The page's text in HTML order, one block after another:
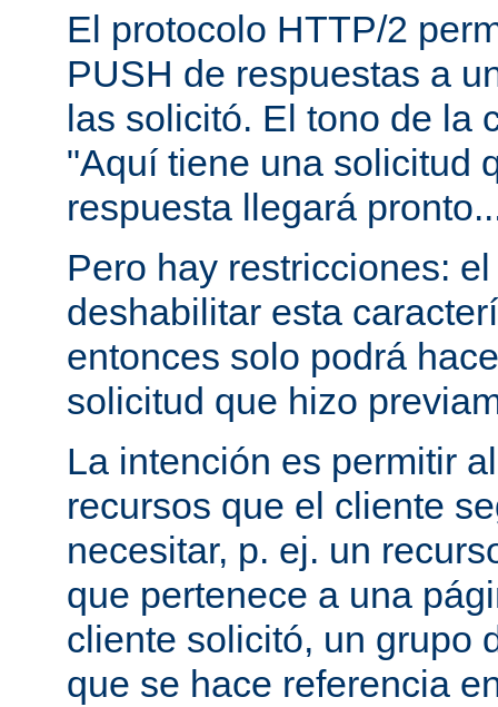
El protocolo HTTP/2
PUSH de respuestas a
las solicitó. El tono de la
"Aquí tiene una solicitud
respuesta llegará
Pero hay restricciones:
deshabilitar esta
entonces solo podrá
solicitud que hizo
La intención es permitir
recursos que el cliente
necesitar, p. ej. un
que pertenece a una
cliente solicitó, un grupo
que se hace referencia